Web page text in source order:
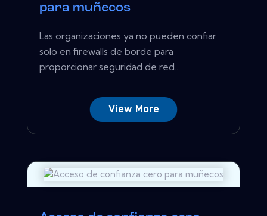
para muñecos
Las organizaciones ya no pueden confiar
solo en firewalls de borde para
proporcionar seguridad de red....
View More